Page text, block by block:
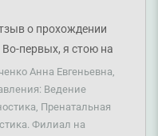
о прохождении
первых, я стою на
довольна
Все быстро, удобно,
заботятся!
у врача
Анна Евгеньевна,
Ведение
Пренатальная
Филиал на